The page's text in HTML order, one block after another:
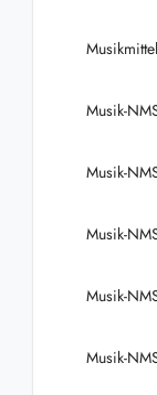
Musik-
Musik-
Musik-
Musik-
Musik-